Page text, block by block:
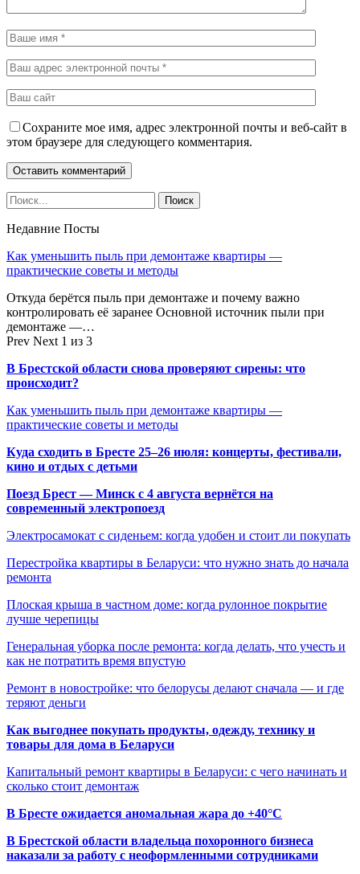
Сохраните мое имя, адрес электронной почты и веб-сайт в
этом браузере для следующего комментария.
Недавние Посты
Как уменьшить пыль при демонтаже квартиры —
практические советы и методы
Откуда берётся пыль при демонтаже и почему важно
контролировать её заранее Основной источник пыли при
демонтаже —…
Prev Next 1 из 3
В Брестской области снова проверяют сирены: что
происходит?
Как уменьшить пыль при демонтаже квартиры —
практические советы и методы
Куда сходить в Бресте 25–26 июля: концерты, фестивали,
кино и отдых с детьми
Поезд Брест — Минск с 4 августа вернётся на
современный электропоезд
Электросамокат с сиденьем: когда удобен и стоит ли покупать
Перестройка квартиры в Беларуси: что нужно знать до начала
ремонта
Плоская крыша в частном доме: когда рулонное покрытие
лучше черепицы
Генеральная уборка после ремонта: когда делать, что учесть и
как не потратить время впустую
Ремонт в новостройке: что белорусы делают сначала — и где
теряют деньги
Как выгоднее покупать продукты, одежду, технику и
товары для дома в Беларуси
Капитальный ремонт квартиры в Беларуси: с чего начинать и
сколько стоит демонтаж
В Бресте ожидается аномальная жара до +40°C
В Брестской области владельца похоронного бизнеса
наказали за работу с неоформленными сотрудниками